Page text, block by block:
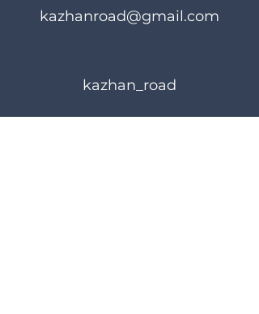
kazhanroad@gmail.com
kazhan_road